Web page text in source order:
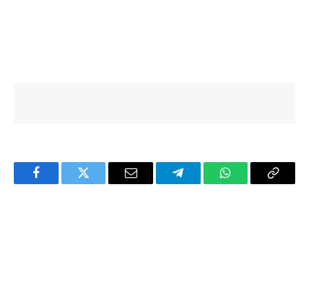
FacebookTwitter Email TelegramWhatsAppCopy